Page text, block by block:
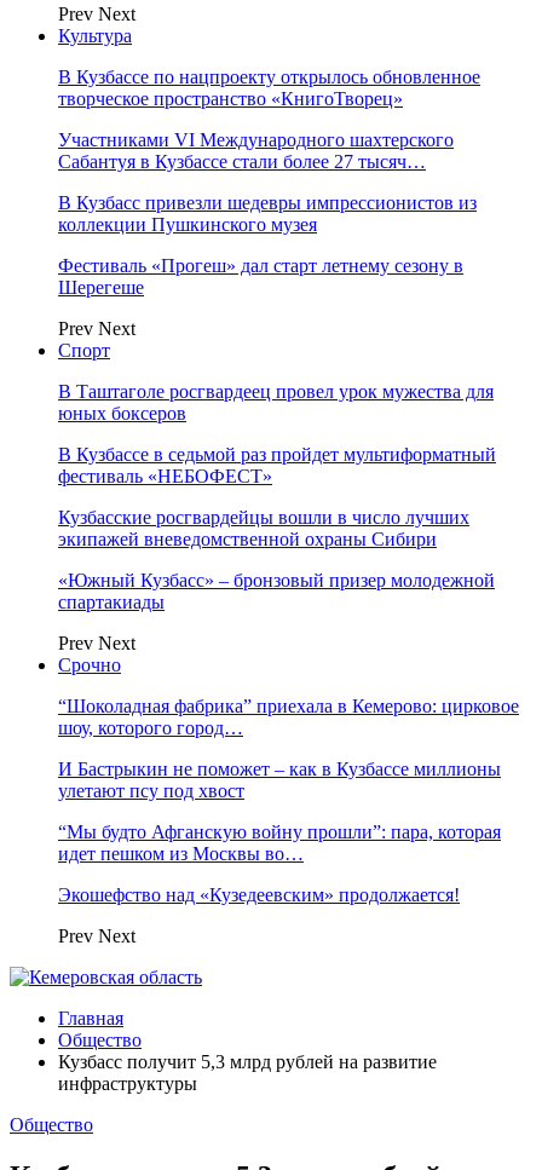
Prev Next
Культура
В Кузбассе по нацпроекту открылось обновленное
творческое пространство «КнигоТворец»
Участниками VI Международного шахтерского
Сабантуя в Кузбассе стали более 27 тысяч…
В Кузбасс привезли шедевры импрессионистов из
коллекции Пушкинского музея
Фестиваль «Прогеш» дал старт летнему сезону в
Шерегеше
Prev Next
Спорт
В Таштаголе росгвардеец провел урок мужества для
юных боксеров
В Кузбассе в седьмой раз пройдет мультиформатный
фестиваль «НЕБОФЕСТ»
Кузбасские росгвардейцы вошли в число лучших
экипажей вневедомственной охраны Сибири
«Южный Кузбасс» – бронзовый призер молодежной
спартакиады
Prev Next
Срочно
“Шоколадная фабрика” приехала в Кемерово: цирковое
шоу, которого город…
И Бастрыкин не поможет – как в Кузбассе миллионы
улетают псу под хвост
“Мы будто Афганскую войну прошли”: пара, которая
идет пешком из Москвы во…
Экошефство над «Кузедеевским» продолжается!
Prev Next
Главная
Общество
Кузбасс получит 5,3 млрд рублей на развитие
инфраструктуры
Общество